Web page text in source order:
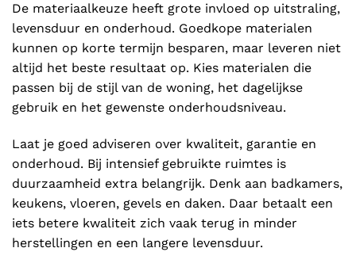
De materiaalkeuze heeft grote invloed op uitstraling,
levensduur en onderhoud. Goedkope materialen
kunnen op korte termijn besparen, maar leveren niet
altijd het beste resultaat op. Kies materialen die
passen bij de stijl van de woning, het dagelijkse
gebruik en het gewenste onderhoudsniveau.
Laat je goed adviseren over kwaliteit, garantie en
onderhoud. Bij intensief gebruikte ruimtes is
duurzaamheid extra belangrijk. Denk aan badkamers,
keukens, vloeren, gevels en daken. Daar betaalt een
iets betere kwaliteit zich vaak terug in minder
herstellingen en een langere levensduur.